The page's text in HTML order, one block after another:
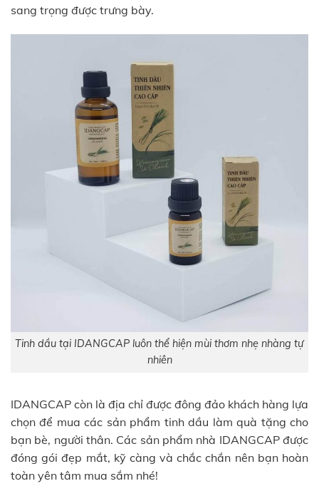
sang trọng được trưng bày.
Tinh dầu tại IDANGCAP luôn thể hiện mùi thơm nhẹ nhàng tự
nhiên
IDANGCAP còn là địa chỉ được đông đảo khách hàng lựa
chọn để mua các sản phẩm tinh dầu làm quà tặng cho
bạn bè, người thân. Các sản phẩm nhà IDANGCAP được
đóng gói đẹp mắt, kỹ càng và chắc chắn nên bạn hoàn
toàn yên tâm mua sắm nhé!